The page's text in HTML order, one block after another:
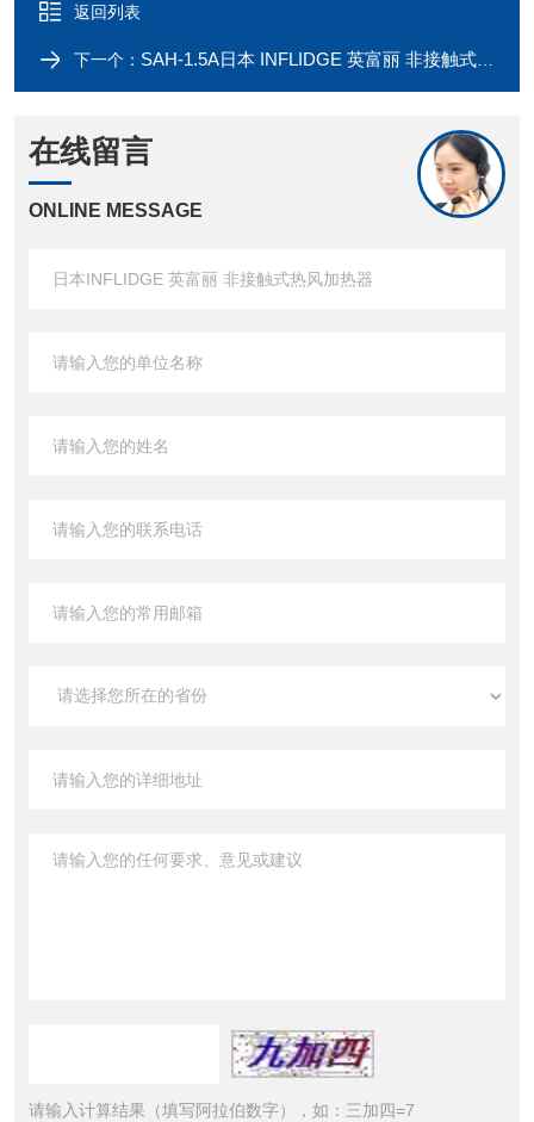
返回列表
下一个： SAH-1.5A日本 INFLIDGE 英富丽 非接触式热风加热器
在线留言
ONLINE MESSAGE
请输入计算结果（填写阿拉伯数字），如：三加四=7